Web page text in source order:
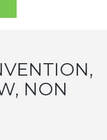
NON